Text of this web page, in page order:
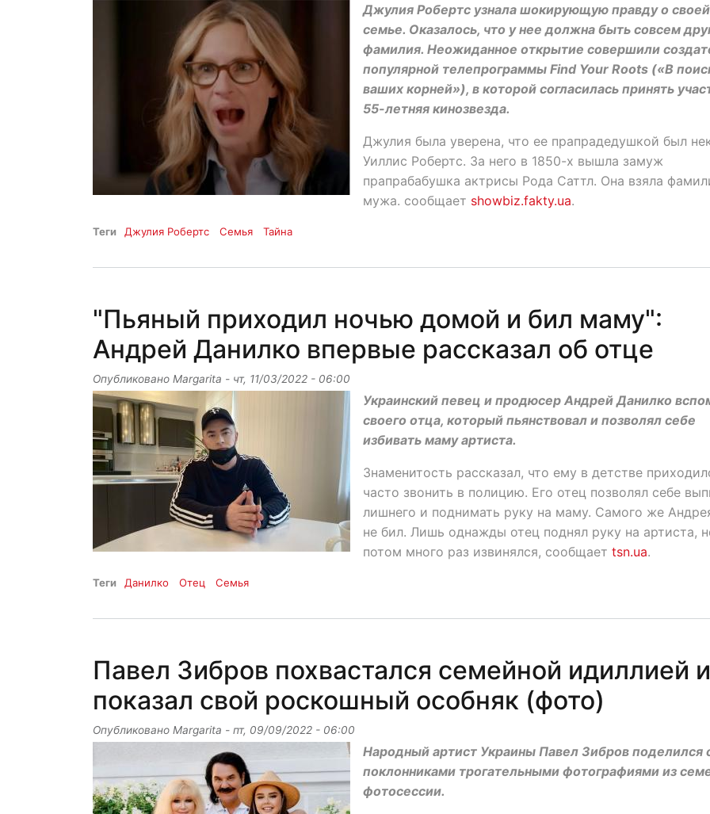
Джулия Робертс узнала шокирующую правду о своей
семье. Оказалось, что у нее должна быть совсем
фамилия. Неожиданное открытие совершили
популярной телепрограммы Find Your Roots («В
ваших корней»), в которой согласилась принять
55-летняя кинозвезда.
Джулия была уверена, что ее прапрадедушкой был
Уиллис Робертс. За него в 1850-х вышла замуж
прапрабабушка актрисы Рода Саттл. Она взяла
мужа. сообщает showbiz.fakty.ua.
Теги Джулия Робертс Семья Тайна
"Пьяный приходил ночью домой и бил маму":
Андрей Данилко впервые рассказал об отце
Опубликовано Margarita - чт, 11/03/2022 - 06:00
Украинский певец и продюсер Андрей Данилко
своего отца, который пьянствовал и позволял себе
избивать маму артиста.
Знаменитость рассказал, что ему в детстве
часто звонить в полицию. Его отец позволял себе
лишнего и поднимать руку на маму. Самого же
не бил. Лишь однажды отец поднял руку на артиста,
потом много раз извинялся, сообщает tsn.ua.
Теги Данилко Отец Семья
Павел Зибров похвастался семейной идиллией и
показал свой роскошный особняк (фото)
Опубликовано Margarita - пт, 09/09/2022 - 06:00
Народный артист Украины Павел Зибров поделился
поклонниками трогательными фотографиями из
фотосессии.